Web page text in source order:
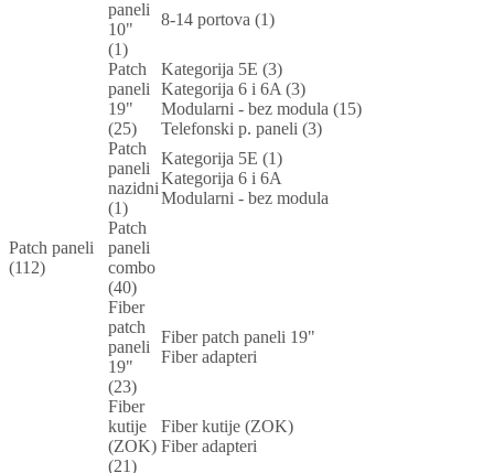
Patch paneli
(112)
paneli
10"
(1)
8-14 portova (1)
Patch
paneli
19"
(25)
Kategorija 5E (3)
Kategorija 6 i 6A (3)
Modularni - bez modula (15)
Telefonski p. paneli (3)
Patch
paneli
nazidni
(1)
Kategorija 5E (1)
Kategorija 6 i 6A
Modularni - bez modula
Patch
paneli
combo
(40)
Fiber
patch
paneli
19"
(23)
Fiber patch paneli 19"
Fiber adapteri
Fiber
kutije
(ZOK)
(21)
Fiber kutije (ZOK)
Fiber adapteri